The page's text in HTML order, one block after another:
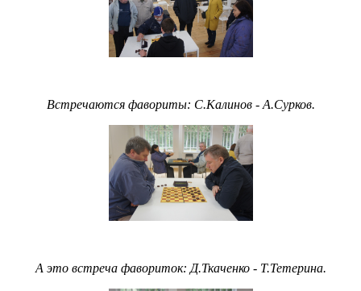
Встречаются фавориты: С.Калинов - А.Сурков.
А это встреча фавориток: Д.Ткаченко - Т.Тетерина.